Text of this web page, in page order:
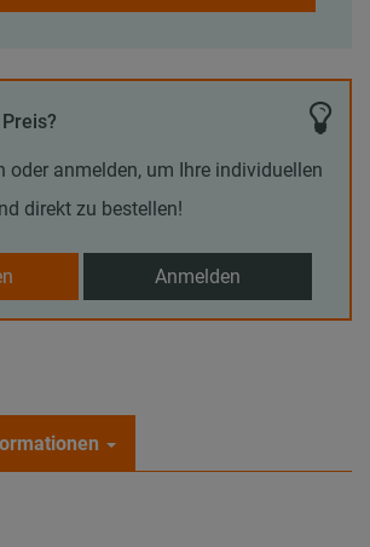
oder anmelden, um Ihre individuellen
direkt zu bestellen!
Anmelden